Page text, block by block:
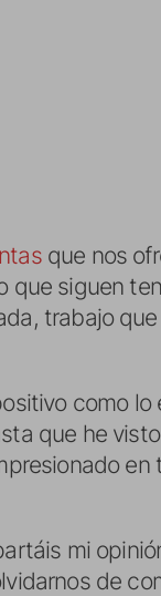
que nos
que siguen
trabajo
como lo
que he visto
mi
de